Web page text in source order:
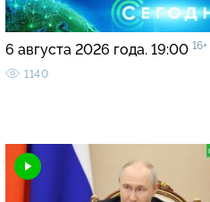
6 августа 2026 года. 19:00 16+
1140